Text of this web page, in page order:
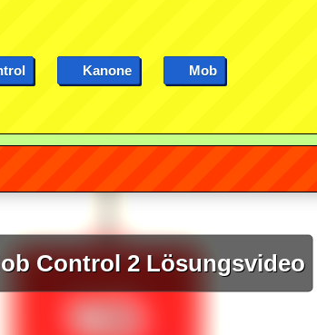
Kanone Mob
Control 2 Lösungsvideo